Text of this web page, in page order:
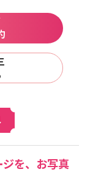
を、お写真